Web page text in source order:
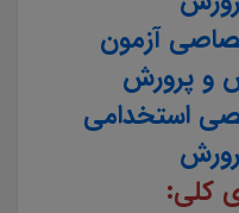
آزمون
و پرورش
استخدامی
کلی: